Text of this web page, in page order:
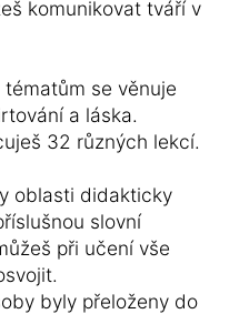
komunikovat tváří v
se věnuje
a láska.
32 různých lekcí.
oblasti didakticky
slovní
při učení vše
byly přeloženy do